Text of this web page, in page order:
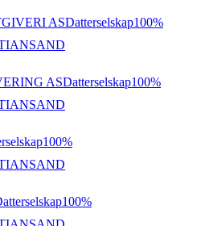
ASDatterselskap100%
ASDatterselskap100%
100%
100%